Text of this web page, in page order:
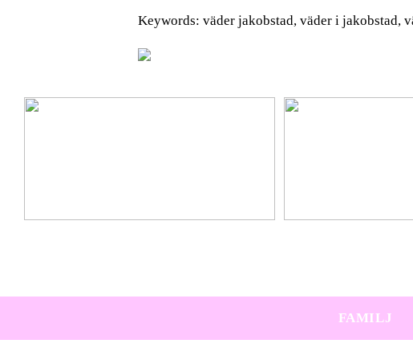
Keywords: väder jakobstad, väder i jakobstad,
FAMILJ